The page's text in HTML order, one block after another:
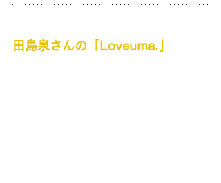
田島泉さんの「Loveuma.」